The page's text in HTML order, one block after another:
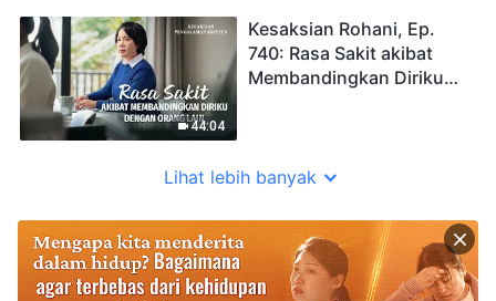
44:04
Kesaksian Rohani, Ep.
740: Rasa Sakit akibat
Membandingkan Diriku
Lihat lebih banyak